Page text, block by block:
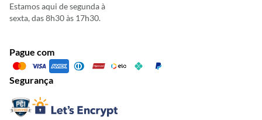
Estamos aqui de segunda à
sexta, das 8h30 às 17h30.
Pague com
Segurança